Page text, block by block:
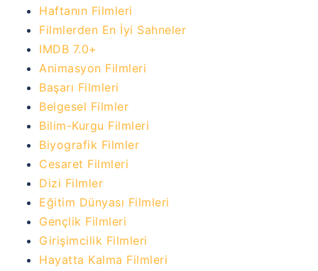
Haftanın Filmleri
Filmlerden En İyi Sahneler
IMDB 7.0+
Animasyon Filmleri
Başarı Filmleri
Belgesel Filmler
Bilim-Kurgu Filmleri
Biyografik Filmler
Cesaret Filmleri
Dizi Filmler
Eğitim Dünyası Filmleri
Gençlik Filmleri
Girişimcilik Filmleri
Hayatta Kalma Filmleri